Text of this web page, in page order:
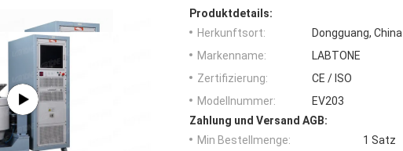
Produktdetails:
Herkunftsort:
Dongguang, China
Markenname:
LABTONE
Zertifizierung:
CE / ISO
Modellnummer:
EV203
Zahlung und Versand AGB:
Min Bestellmenge:
1 Satz